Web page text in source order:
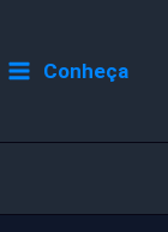
Conheça